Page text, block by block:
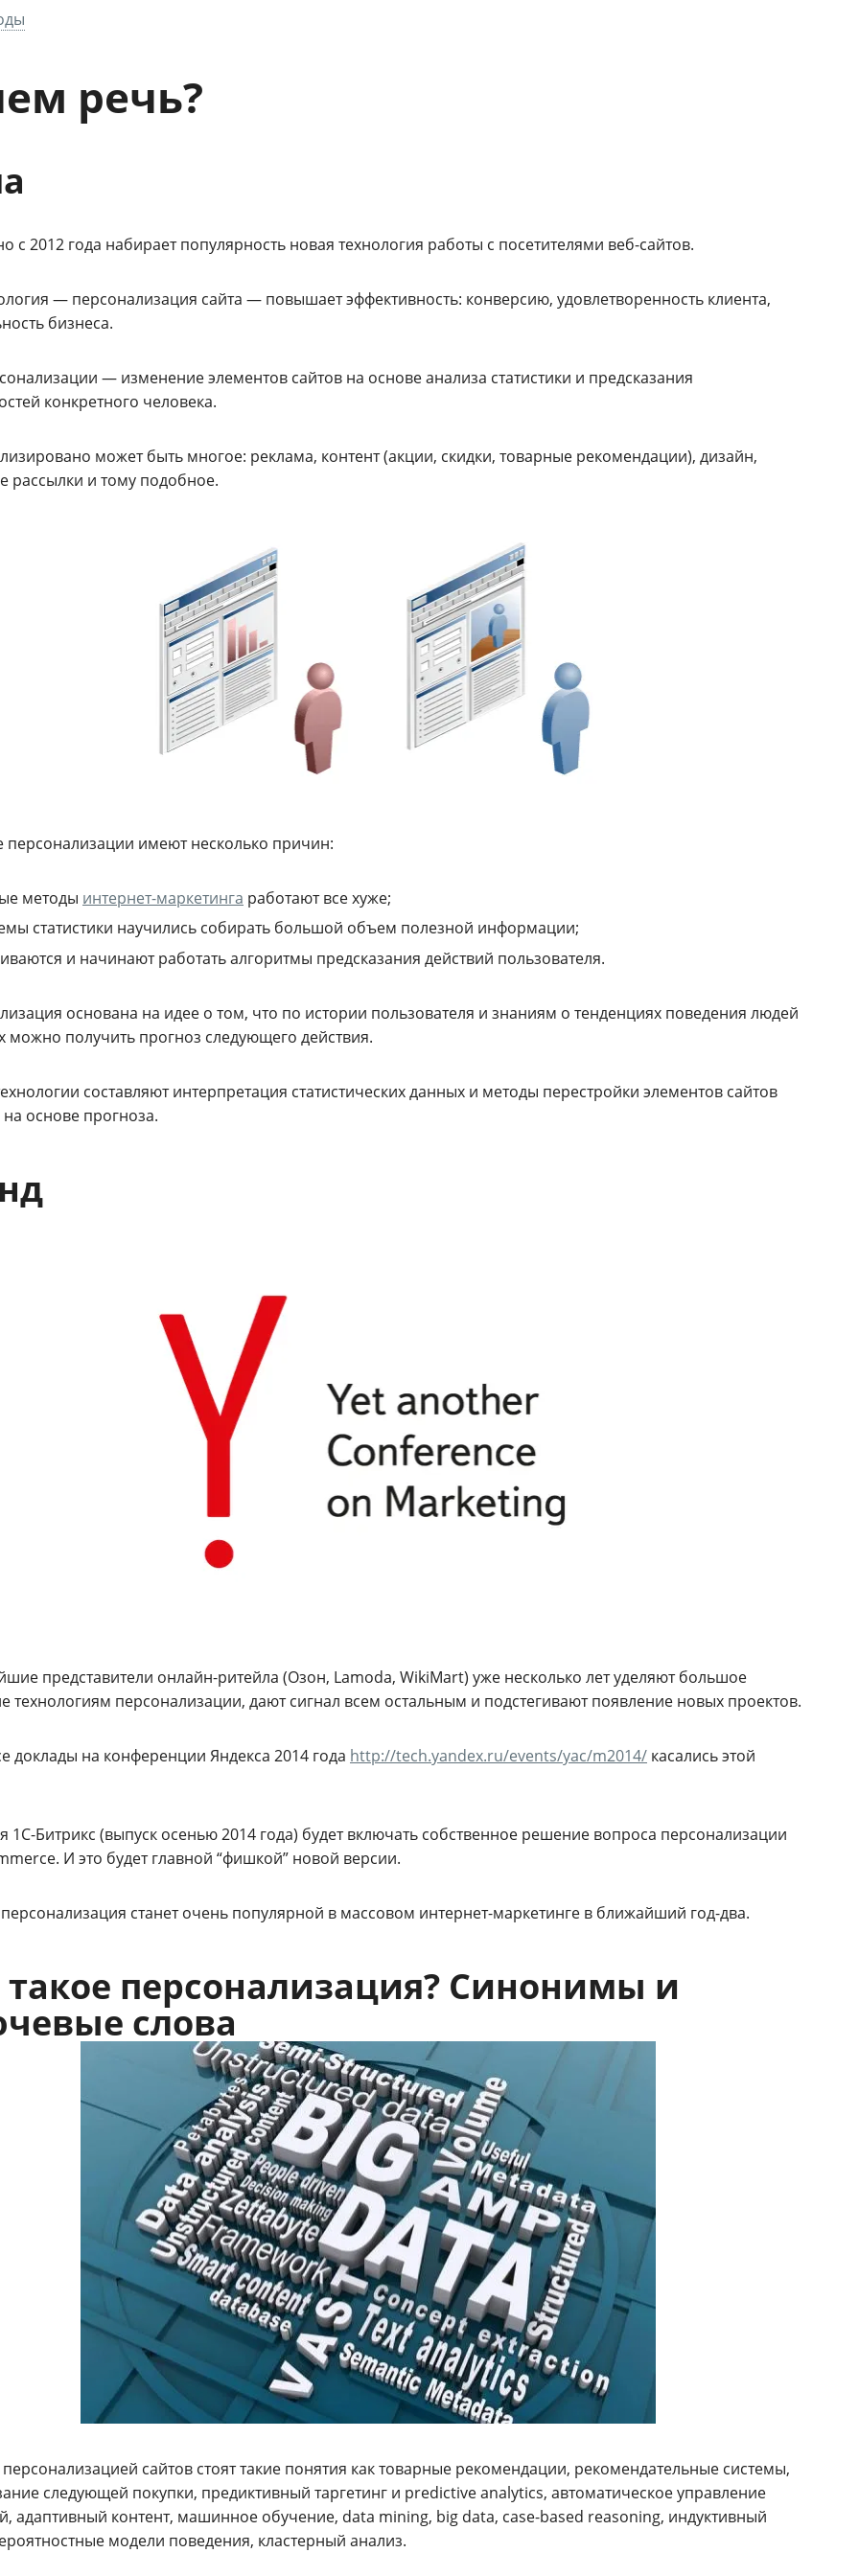
речь?
с 2012 года набирает популярность новая технология работы с посетителями веб-сайтов.
— персонализация сайта — повышает эффективность: конверсию, удовлетворенность клиента,
бизнеса.
— изменение элементов сайтов на основе анализа статистики и предсказания
конкретного человека.
может быть многое: реклама, контент (акции, скидки, товарные рекомендации), дизайн,
рассылки и тому подобное.
персонализации имеют несколько причин:
методы интернет-маркетинга работают все хуже;
статистики научились собирать большой объем полезной информации;
и начинают работать алгоритмы предсказания действий пользователя.
основана на идее о том, что по истории пользователя и знаниям о тенденциях поведения людей
можно получить прогноз следующего действия.
составляют интерпретация статистических данных и методы перестройки элементов сайтов
на основе прогноза.
представители онлайн-ритейла (Озон, Lamoda, WikiMart) уже несколько лет уделяют большое
технологиям персонализации, дают сигнал всем остальным и подстегивают появление новых проектов.
доклады на конференции Яндекса 2014 года http://tech.yandex.ru/events/yac/m2014/ касались этой
1С-Битрикс (выпуск осенью 2014 года) будет включать собственное решение вопроса персонализации
И это будет главной “фишкой” новой версии.
станет очень популярной в массовом интернет-маркетинге в ближайший год-два.
такое персонализация? Синонимы и
слова
персонализацией сайтов стоят такие понятия как товарные рекомендации, рекомендательные системы,
следующей покупки, предиктивный таргетинг и predictive analytics, автоматическое управление
адаптивный контент, машинное обучение, data mining, big data, case-based reasoning, индуктивный
модели поведения, кластерный анализ.